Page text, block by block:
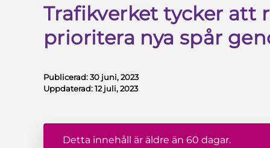
Trafikverket tycker att
prioritera nya spår
Publicerad:30 juni, 2023
Uppdaterad:12 juli, 2023
Detta innehåll är äldre än 60 dagar.